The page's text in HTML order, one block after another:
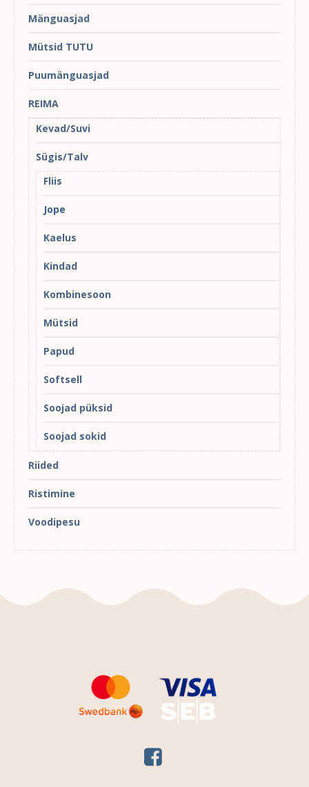
Mänguasjad
Mütsid TUTU
Puumänguasjad
REIMA
Kevad/Suvi
Sügis/Talv
Fliis
Jope
Kaelus
Kindad
Kombinesoon
Mütsid
Papud
Softsell
Soojad püksid
Soojad sokid
Riided
Ristimine
Voodipesu